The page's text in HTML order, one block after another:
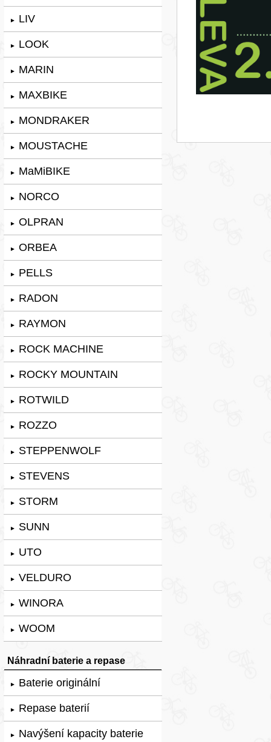
► LIV
► LOOK
► MARIN
► MAXBIKE
► MONDRAKER
► MOUSTACHE
► MaMiBIKE
► NORCO
► OLPRAN
► ORBEA
► PELLS
► RADON
► RAYMON
► ROCK MACHINE
► ROCKY MOUNTAIN
► ROTWILD
► ROZZO
► STEPPENWOLF
► STEVENS
► STORM
► SUNN
► UTO
► VELDURO
► WINORA
► WOOM
Náhradní baterie a repase
► Baterie originální
► Repase baterií
► Navýšení kapacity baterie